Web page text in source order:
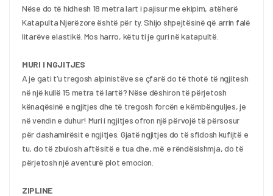
Nëse do të hidhesh 18 metra lart i pajisur me ekipim, atëherë
Katapulta Njerëzore është për ty. Shijo shpejtësinë që arrin falë
litarëve elastikë. Mos harro, këtu ti je guri në katapultë.
MURI I NGJITJES
A je gati t’u tregosh alpinistëve se çfarë do të thotë të ngjitesh
në një kullë 15 metra të lartë? Nëse dëshiron të përjetosh
kënaqësinë e ngjitjes dhe të tregosh forcën e këmbënguljes, je
në vendin e duhur! Muri i ngjitjes ofron një përvojë të përsosur
për dashamirësit e ngjitjes. Gjatë ngjitjes do të sfidosh kufijtë e
tu, do të zbulosh aftësitë e tua dhe, më e rëndësishmja, do të
përjetosh një aventurë plot emocion.
ZIPLINE